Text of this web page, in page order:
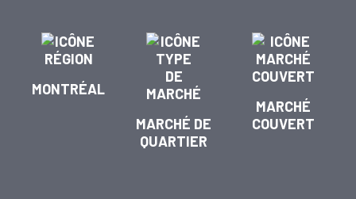
MONTRÉAL
MARCHÉ DE
QUARTIER
MARCHÉ
COUVERT